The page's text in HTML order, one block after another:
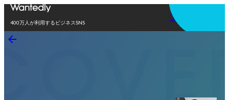
400万人が利用するビジネスSNS
アプリを使う